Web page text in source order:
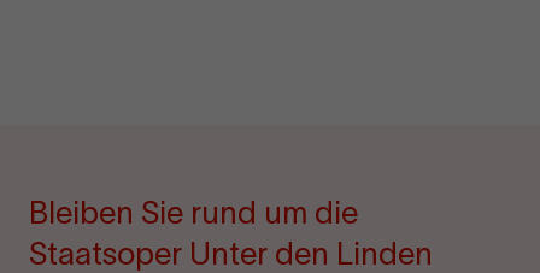
Bleiben Sie rund um die
Staatsoper Unter den Linden